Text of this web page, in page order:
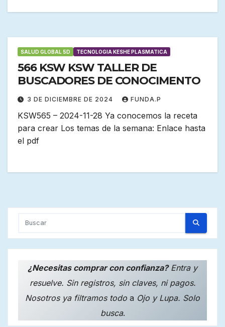
SALUD GLOBAL 5D TECNOLOGIA KESHE PLASMATICA
566 KSW KSW TALLER DE
BUSCADORES DE CONOCIMENTO
3 DE DICIEMBRE DE 2024 FUNDA.P
KSW565 – 2024-11-28 Ya conocemos la receta
para crear Los temas de la semana: Enlace hasta
el pdf
¿Necesitas comprar con confianza?Entra y
resuelve. Sin registros, sin claves, ni pagos.
Nosotros ya filtramos todo a Ojo y Lupa. Solo
busca.